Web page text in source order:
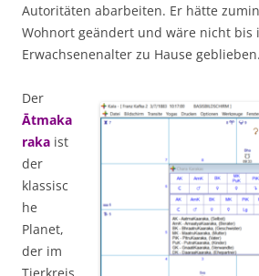
Autoritäten abarbeiten. Er hätte
Wohnort geändert und wäre nicht bis
Erwachsenenalter zu Hause geblieben.
Der
Ātmaka
raka ist
der
klassisc
he
Planet,
der im
Tierkreis